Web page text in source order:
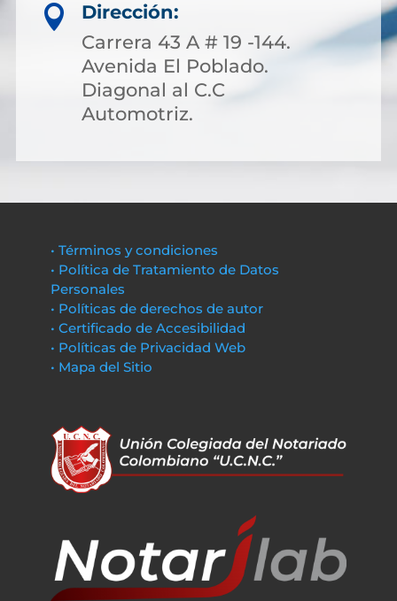

Dirección:
Carrera 43 A # 19 -144.
Avenida El Poblado.
Diagonal al C.C
Automotriz.
• Términos y condiciones
• Política de Tratamiento de Datos
Personales
• Políticas de derechos de autor
• Certificado de Accesibilidad
• Políticas de Privacidad Web
• Mapa del Sitio